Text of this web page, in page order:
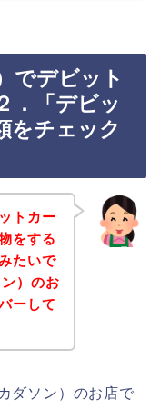
でデビット
．「デビッ
をチェック
トカー
をする
たいで
）のお
ーして
ダソン）のお店で